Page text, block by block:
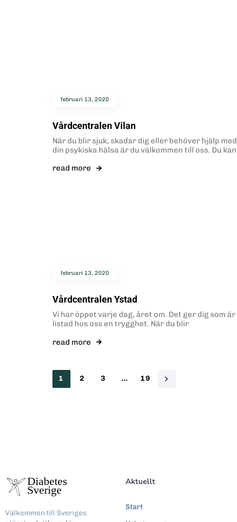
februari 13, 2020
Vårdcentralen Vilan
När du blir sjuk, skadar dig eller behöver hjälp med
din psykiska hälsa är du välkommen till oss. Du kan
read more
februari 13, 2020
Vårdcentralen Ystad
Vi har öppet varje dag, året om. Det ger dig som är
listad hos oss en trygghet. När du blir
read more
1 2 3 … 19
Välkommen till Sveriges
Aktuellt
Start